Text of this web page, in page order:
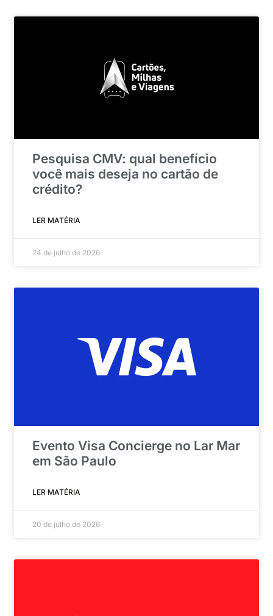
Pesquisa CMV: qual benefício
você mais deseja no cartão de
crédito?
LER MATÉRIA
24 de julho de 2026
Evento Visa Concierge no Lar Mar
em São Paulo
LER MATÉRIA
20 de julho de 2026